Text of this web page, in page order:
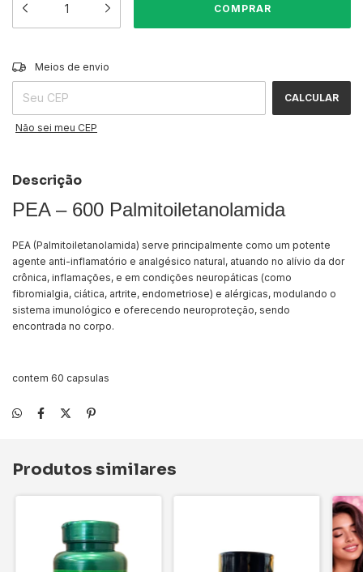
Entregas para o CEP:
Meios de envio
CALCULAR
Não sei meu CEP
Descrição
PEA – 600 Palmitoiletanolamida
PEA (Palmitoiletanolamida) serve principalmente como um potente
agente anti-inflamatório e analgésico natural, atuando no alívio da dor
crônica, inflamações, e em condições neuropáticas (como
fibromialgia, ciática, artrite, endometriose) e alérgicas, modulando o
sistema imunológico e oferecendo neuroproteção, sendo
encontrada no corpo.
contem 60 capsulas
Produtos similares